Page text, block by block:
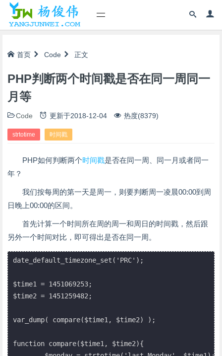
首页 Code 正文
PHP判断两个时间戳是否在同一周同一
月等
Code 更新于2018-12-04 热度(8379)
strtotime 时间戳
PHP如何判断两个时间戳是否在同一周、同一月或者同一
年？
我们按每周的第一天是周一，则要判断周一凌晨00:00到周
日晚上00:00的区间。
首先计算一个时间所在周的周一和周日的时间戳，然后跟
另外一个时间对比，即可得出是否在同一周。
date_default_timezone_set('PRC');
$time1 = 1451069253;
$time2 = 1451259482;
var_dump( compare($time1, $time2) );
function compare($time1, $time2){